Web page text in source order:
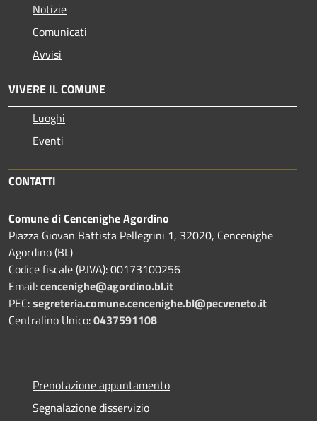
Notizie
Comunicati
Avvisi
VIVERE IL COMUNE
Luoghi
Eventi
CONTATTI
Comune di Cencenighe Agordino
Piazza Giovan Battista Pellegrini 1, 32020, Cencenighe
Agordino (BL)
Codice fiscale (P.IVA): 00173100256
Email:cencenighe@agordino.bl.it
PEC:segreteria.comune.cencenighe.bl@pecveneto.it
Centralino Unico:0437591108
Prenotazione appuntamento
Segnalazione disservizio